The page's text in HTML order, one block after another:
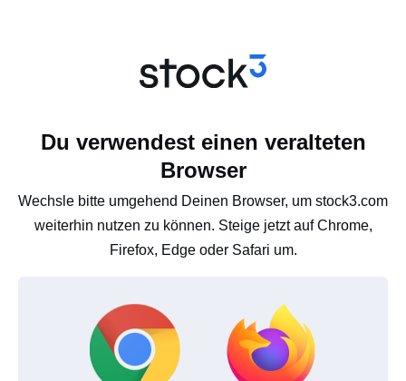
Du verwendest einen veralteten
Browser
Wechsle bitte umgehend Deinen Browser, um stock3.com
weiterhin nutzen zu können. Steige jetzt auf Chrome,
Firefox, Edge oder Safari um.